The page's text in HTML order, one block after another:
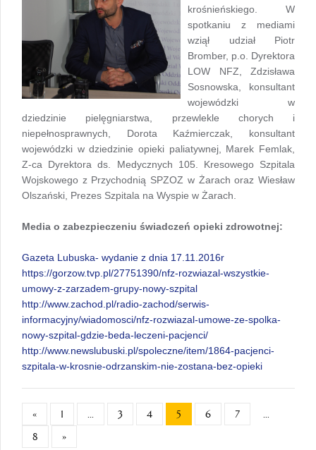
krośnieńskiego. W
spotkaniu z mediami
wziął udział Piotr
Bromber, p.o. Dyrektora
LOW NFZ, Zdzisława
Sosnowska, konsultant
wojewódzki w
dziedzinie pielęgniarstwa, przewlekle chorych i
niepełnosprawnych, Dorota Kaźmierczak, konsultant
wojewódzki w dziedzinie opieki paliatywnej, Marek Femlak,
Z-ca Dyrektora ds. Medycznych 105. Kresowego Szpitala
Wojskowego z Przychodnią SPZOZ w Żarach oraz Wiesław
Olszański, Prezes Szpitala na Wyspie w Żarach.
Media o zabezpieczeniu świadczeń opieki zdrowotnej:
Gazeta Lubuska- wydanie z dnia 17.11.2016r
https://gorzow.tvp.pl/27751390/nfz-rozwiazal-wszystkie-
umowy-z-zarzadem-grupy-nowy-szpital
http://www.zachod.pl/radio-zachod/serwis-
informacyjny/wiadomosci/nfz-rozwiazal-umowe-ze-spolka-
nowy-szpital-gdzie-beda-leczeni-pacjenci/
http://www.newslubuski.pl/spoleczne/item/1864-pacjenci-
szpitala-w-krosnie-odrzanskim-nie-zostana-bez-opieki
« 1 ... 3 4 5 6 7
...
8
»